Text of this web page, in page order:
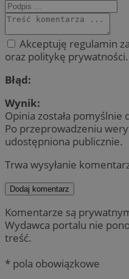
Akceptuję regulamin
oraz politykę prywatności.
Błąd:
Wynik:
Opinia została pomyślnie
Po przeprowadzeniu
udostępniona publicznie.
Trwa wysyłanie
Dodaj komentarz
Komentarze są
Wydawca portalu nie
treść.
* pola obowiązkowe